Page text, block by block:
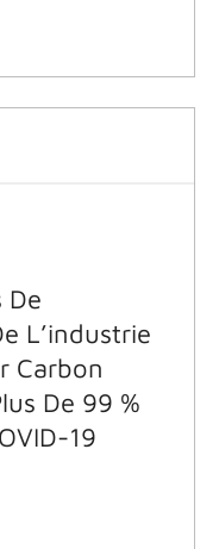
De
L’industrie
Carbon
De 99 %
19